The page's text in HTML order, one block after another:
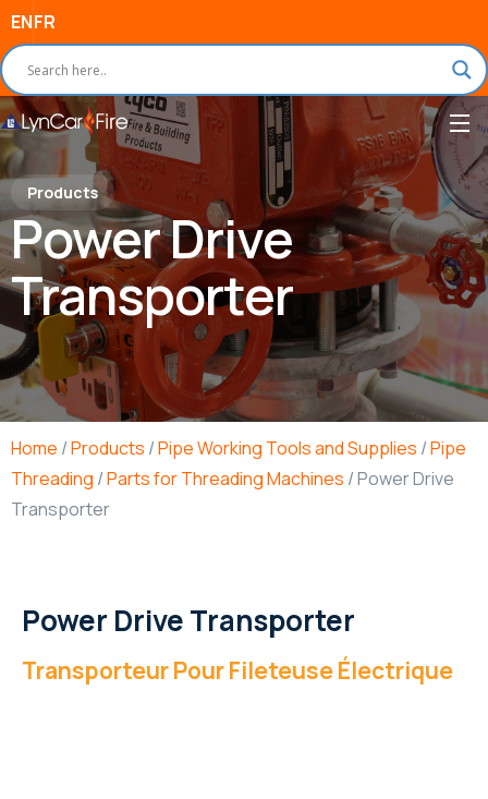
ENFR
Products
Power Drive
Transporter
Home /Products /Pipe Working Tools and Supplies /Pipe
Threading /Parts for Threading Machines / Power Drive
Transporter
Power Drive Transporter
Transporteur Pour Fileteuse Électrique